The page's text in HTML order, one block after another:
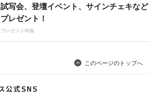
試写会、登壇イベント、サインチェキなど
プレゼント！
プレゼント特集
このページのトップへ